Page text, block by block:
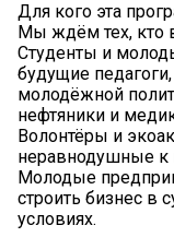
Для кого эта
Мы ждём тех, кто
Студенты и
будущие
молодёжной
нефтяники и
Волонтёры и
неравнодушные к
Молодые
строить бизнес в
условиях.